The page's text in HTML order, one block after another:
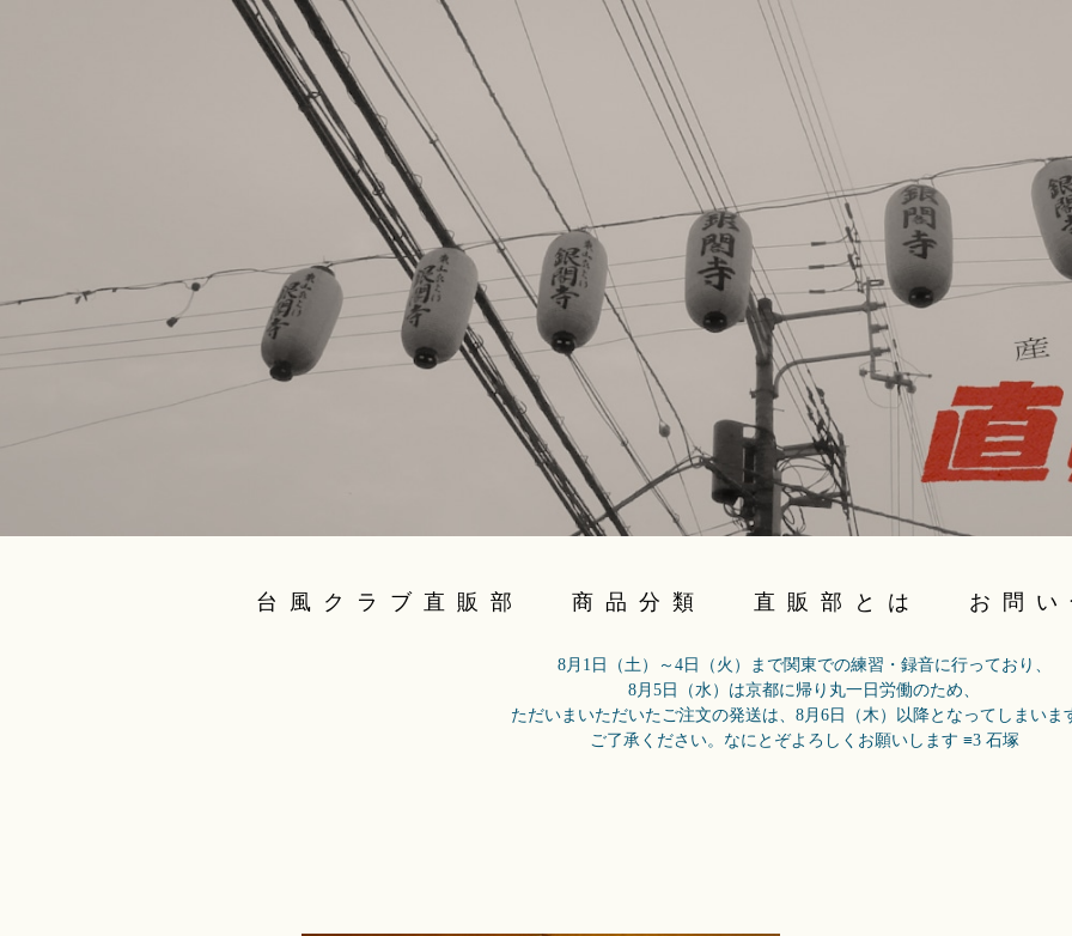
台風クラブ直販部 商品分類 直販部とは お問い
8月1日（土）～4日（火）まで関東での練習・録音に行っており、
8月5日（水）は京都に帰り丸一日労働のため、
ただいまいただいたご注文の発送は、8月6日（木）以降となってしまいま
ご了承ください。なにとぞよろしくお願いします ≡3 石塚